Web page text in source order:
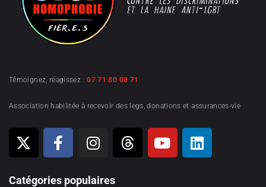
Témoignez, réagissez :07 71 80 08 71
Association habilitée à recevoir des legs, donations et assurances-vie
Catégories populaires